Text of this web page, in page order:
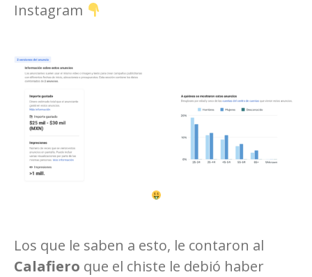
Instagram
Los que le saben a esto, le contaron al
Calafiero que el chiste le debió haber